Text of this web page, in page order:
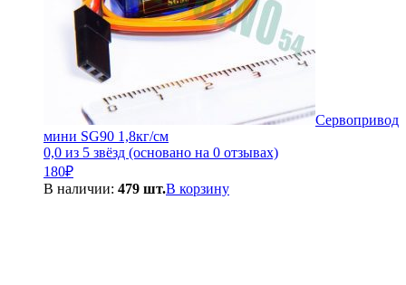
Сервопривод
мини SG90 1,8кг/см
0,0 из 5 звёзд (основано на 0 отзывах)
180₽
В наличии: 479 шт.В корзину